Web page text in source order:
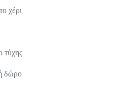
χέρι
τύχης
δώρο